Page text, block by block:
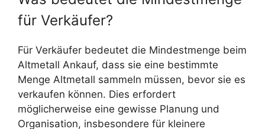
für Verkäufer?
Für Verkäufer bedeutet die Mindestmenge beim
Altmetall Ankauf, dass sie eine bestimmte
Menge Altmetall sammeln müssen, bevor sie es
verkaufen können. Dies erfordert
möglicherweise eine gewisse Planung und
Organisation, insbesondere für kleinere